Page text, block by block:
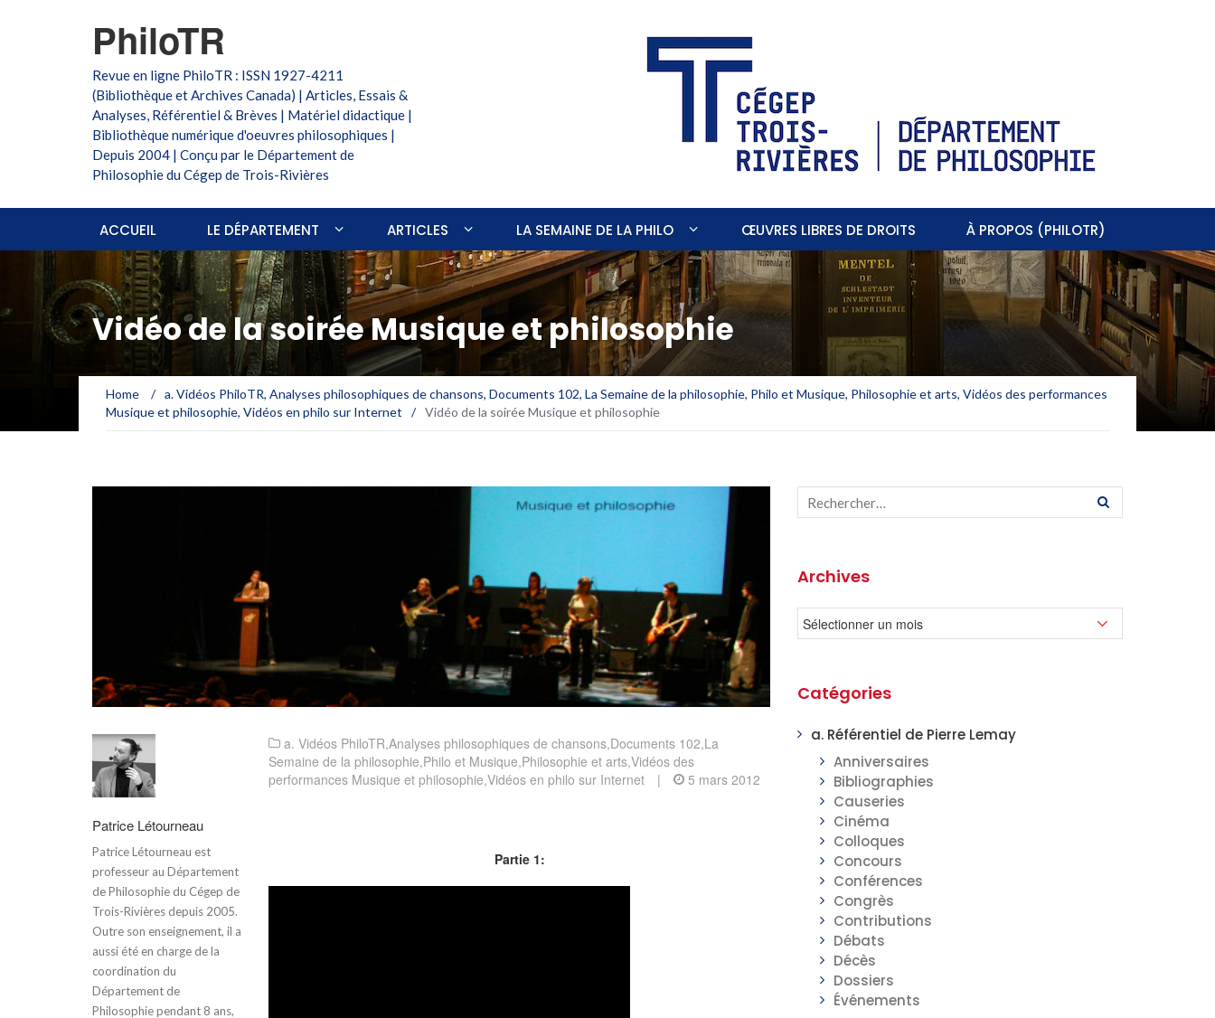
PhiloTR
Revue en ligne PhiloTR : ISSN 1927-4211
(Bibliothèque et Archives Canada) | Articles, Essais &
Analyses, Référentiel & Brèves | Matériel didactique |
Bibliothèque numérique d'oeuvres philosophiques |
Depuis 2004 | Conçu par le Département de
Philosophie du Cégep de Trois-Rivières
ACCUEIL LE DÉPARTEMENT ARTICLES LA SEMAINE DE LA PHILO ŒUVRES LIBRES DE DROITS À PROPOS (PHILOTR)
Vidéo de la soirée Musique et philosophie
Home / a. Vidéos PhiloTR, Analyses philosophiques de chansons, Documents 102, La Semaine de la philosophie, Philo et Musique, Philosophie et arts, Vidéos des performances
Musique et philosophie, Vidéos en philo sur Internet / Vidéo de la soirée Musique et philosophie
Patrice Létourneau
Patrice Létourneau est
professeur au Département
de Philosophie du Cégep de
Trois-Rivières depuis 2005.
Outre son enseignement, il a
aussi été en charge de la
coordination du
Département de
Philosophie pendant 8 ans,
a. Vidéos PhiloTR,Analyses philosophiques de chansons,Documents 102,La
Semaine de la philosophie,Philo et Musique,Philosophie et arts,Vidéos des
performances Musique et philosophie,Vidéos en philo sur Internet | 5 mars 2012
Partie 1:
Archives
Catégories
a. Référentiel de Pierre Lemay
Anniversaires
Bibliographies
Causeries
Cinéma
Colloques
Concours
Conférences
Congrès
Contributions
Débats
Décès
Dossiers
Événements